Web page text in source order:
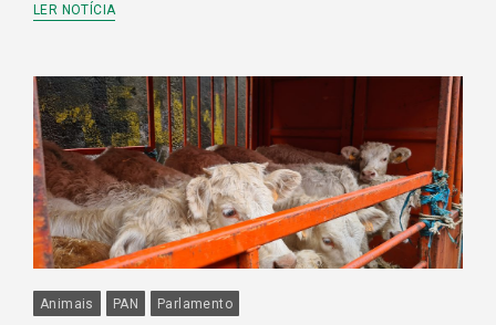
LER NOTÍCIA
Animais PAN Parlamento